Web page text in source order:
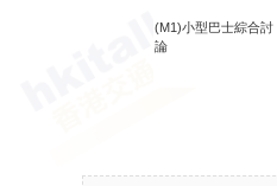
(M1)小型巴士綜合討
論